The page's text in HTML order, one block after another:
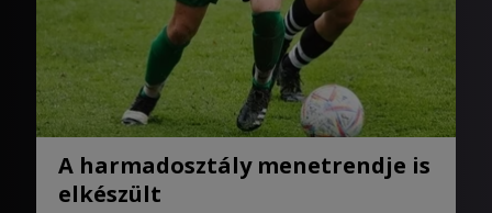
A harmadosztály menetrendje is
elkészült